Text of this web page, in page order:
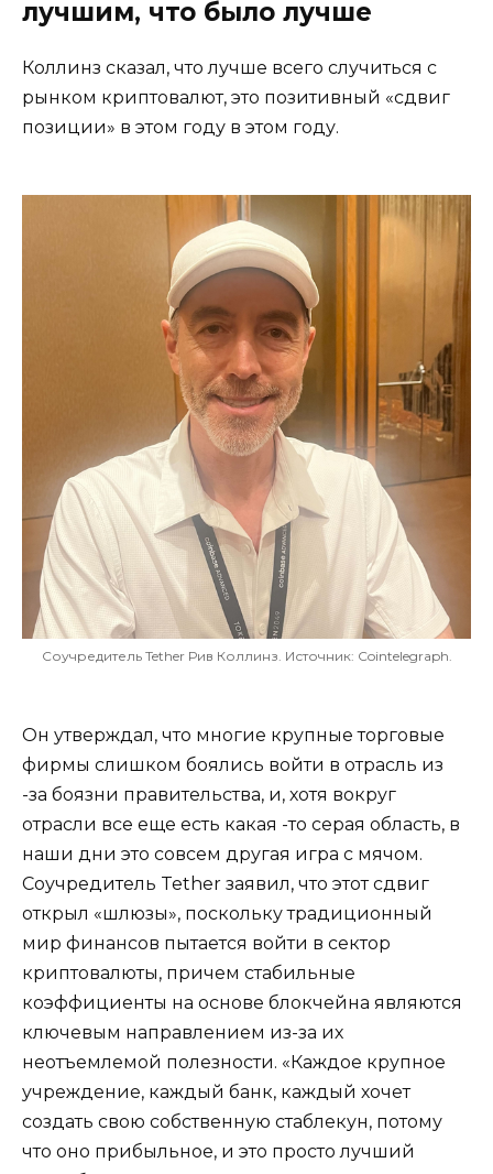
лучшим, что было лучше
Коллинз сказал, что лучше всего случиться с
рынком криптовалют, это позитивный «сдвиг
позиции» в этом году в этом году.
Соучредитель Tether Рив Коллинз. Источник: Cointelegraph.
Он утверждал, что многие крупные торговые
фирмы слишком боялись войти в отрасль из
-за боязни правительства, и, хотя вокруг
отрасли все еще есть какая -то серая область, в
наши дни это совсем другая игра с мячом.
Соучредитель Tether заявил, что этот сдвиг
открыл «шлюзы», поскольку традиционный
мир финансов пытается войти в сектор
криптовалюты, причем стабильные
коэффициенты на основе блокчейна являются
ключевым направлением из-за их
неотъемлемой полезности. «Каждое крупное
учреждение, каждый банк, каждый хочет
создать свою собственную стаблекун, потому
что оно прибыльное, и это просто лучший